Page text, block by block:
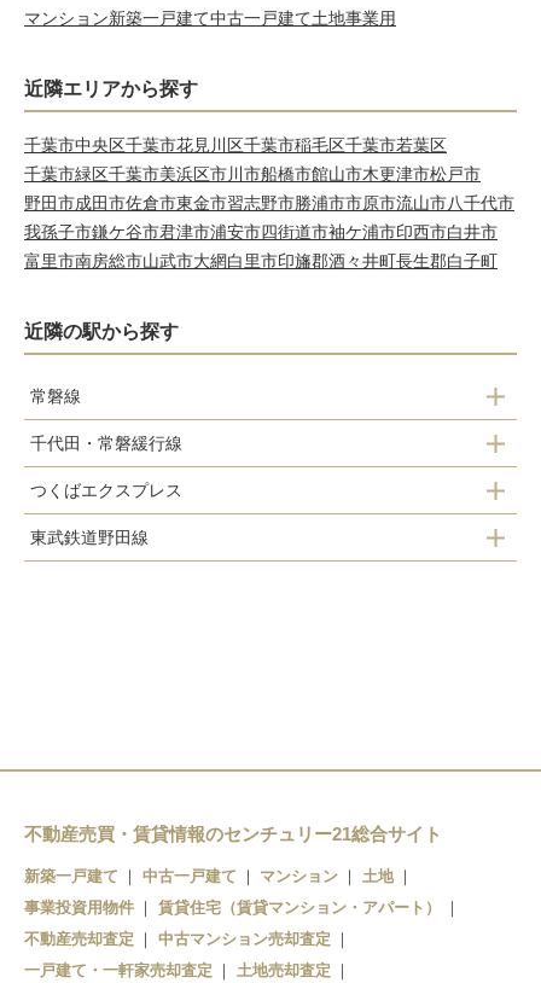
マンション新築一戸建て中古一戸建て土地事業用
近隣エリアから探す
千葉市中央区千葉市花見川区千葉市稲毛区千葉市若葉区
千葉市緑区千葉市美浜区市川市船橋市館山市木更津市松戸市
野田市成田市佐倉市東金市習志野市勝浦市市原市流山市八千代市
我孫子市鎌ケ谷市君津市浦安市四街道市袖ケ浦市印西市白井市
富里市南房総市山武市大網白里市印旛郡酒々井町長生郡白子町
近隣の駅から探す
常磐線
柏駅
千代田・常磐緩行線
南柏駅
柏駅
つくばエクスプレス
柏の葉キャンパス駅
東武鉄道野田線
豊四季駅
不動産売買・賃貸情報のセンチュリー21総合サイト
新築一戸建て 中古一戸建て マンション
土地
事業投資用物件
賃貸住宅（賃貸マンション・アパート）
不動産売却査定
中古マンション売却査定
一戸建て・一軒家売却査定
土地売却査定